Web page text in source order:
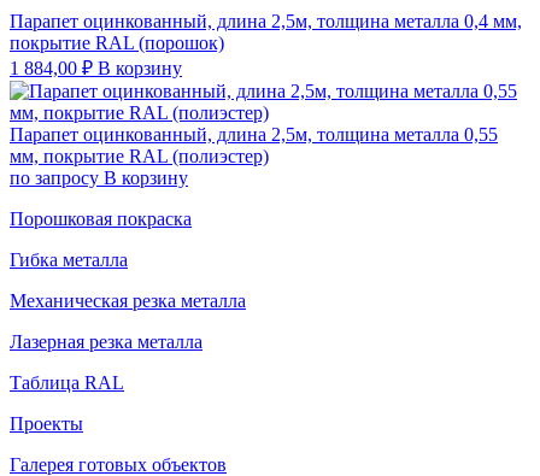
Парапет оцинкованный, длина 2,5м, толщина металла 0,4 мм,
покрытие RAL (порошок)
1 884,00 ₽ В корзину
Парапет оцинкованный, длина 2,5м, толщина металла 0,55
мм, покрытие RAL (полиэстер)
по запросу В корзину
Порошковая покраска
Гибка металла
Механическая резка металла
Лазерная резка металла
Таблица RAL
Проекты
Галерея готовых объектов